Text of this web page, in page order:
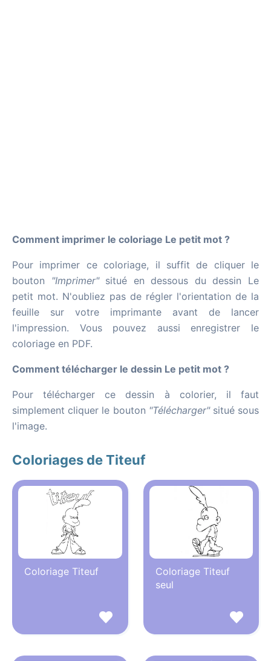
Comment imprimer le coloriage Le petit mot ?
Pour imprimer ce coloriage, il suffit de cliquer le
bouton "Imprimer"situé en dessous du dessin Le
petit mot. N'oubliez pas de régler l'orientation de la
feuille sur votre imprimante avant de lancer
l'impression. Vous pouvez aussi enregistrer le
coloriage en PDF.
Comment télécharger le dessin Le petit mot ?
Pour télécharger ce dessin à colorier, il faut
simplement cliquer le bouton "Télécharger"situé sous
l'image.
Coloriages de Titeuf
Coloriage Titeuf
Coloriage Titeuf
seul